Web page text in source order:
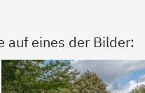
auf eines der Bilder: